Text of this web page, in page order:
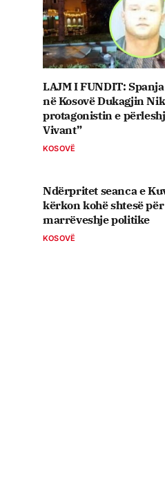
LAJM I FUNDIT:
në Kosovë Dukagjin
protagonistin e
Vivant”
KOSOVË
Ndërpritet seanca e
kërkon kohë shtesë për
marrëveshje politike
KOSOVË